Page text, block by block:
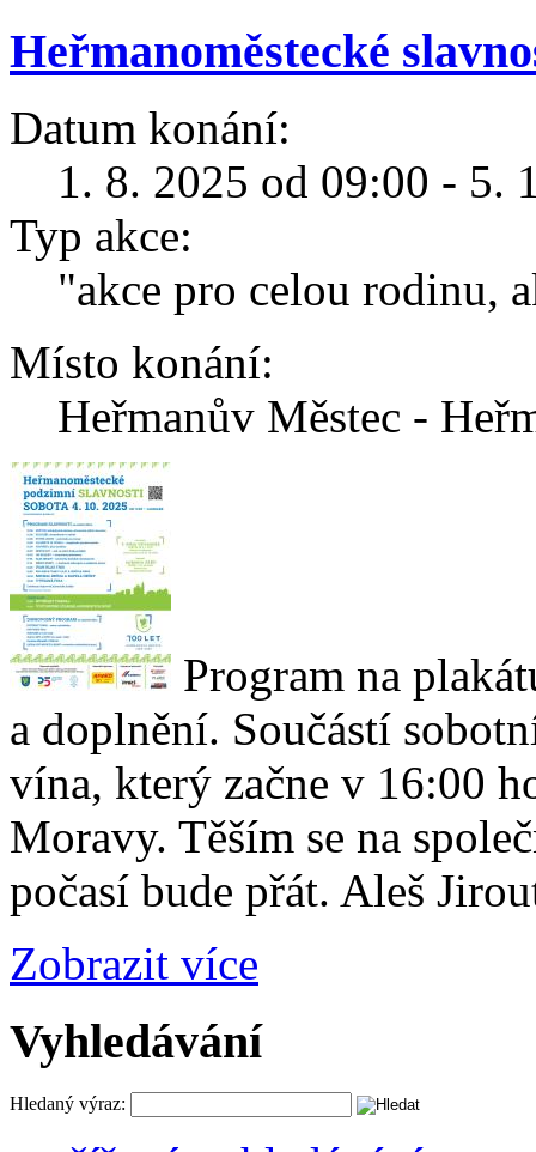
Heřmanoměstecké
Datum konání:
1. 8. 2025 od 09:00 - 5.
Typ akce:
"akce pro celou rodinu,
Místo konání:
Heřmanův Městec -
Program na
a doplnění. Součástí
vína, který začne v 16:00
Moravy. Těším se na
počasí bude přát. Aleš
Zobrazit více
Vyhledávání
Hledaný výraz: